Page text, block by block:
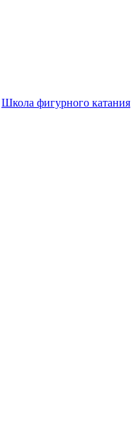
Школа фигурного катания